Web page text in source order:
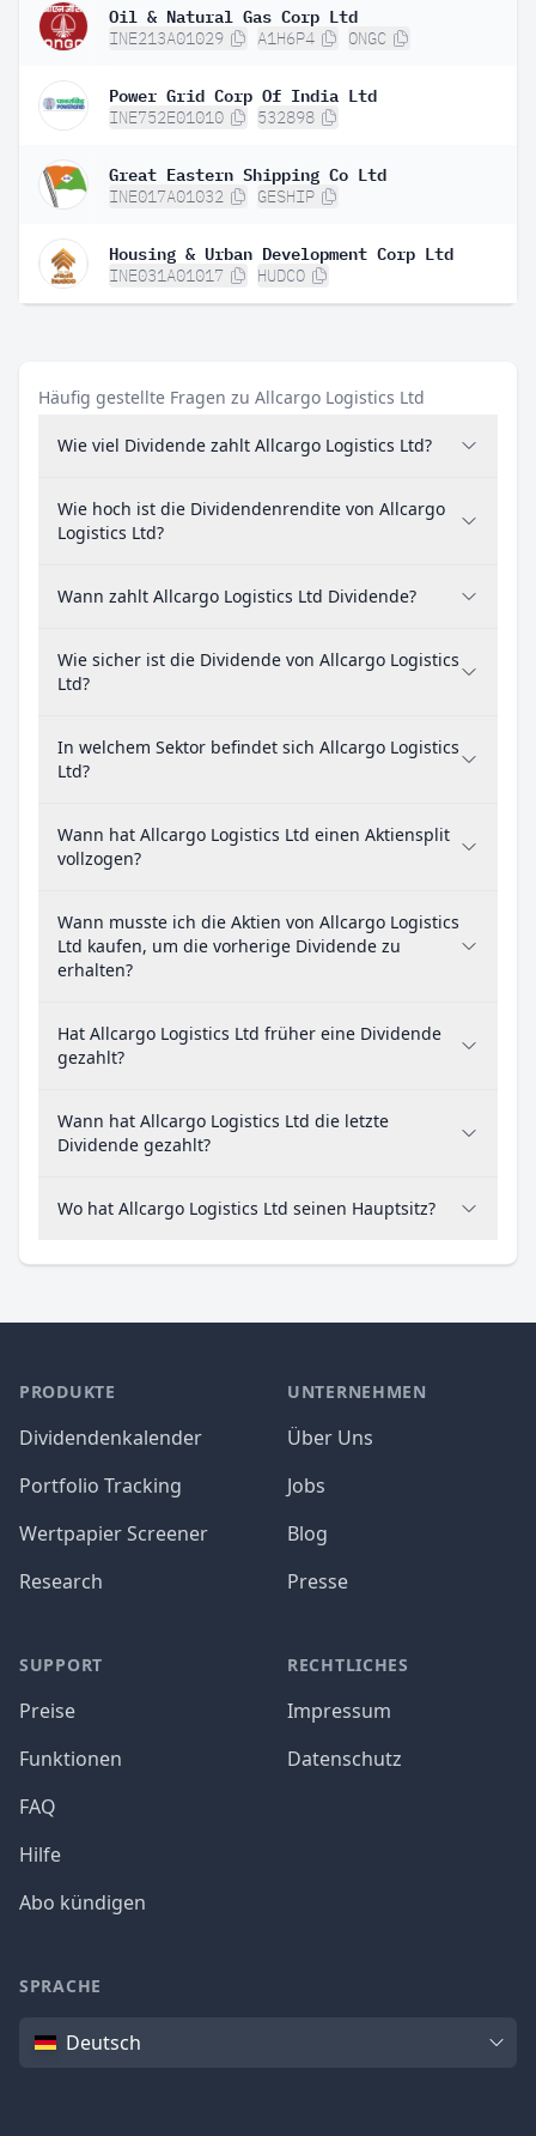
Oil & Natural Gas Corp Ltd
INE213A01029 A1H6P4 ONGC
Power Grid Corp Of India Ltd
INE752E01010 532898
Great Eastern Shipping Co Ltd
INE017A01032 GESHIP
Housing & Urban Development Corp Ltd
INE031A01017 HUDCO
Häufig gestellte Fragen zu Allcargo Logistics Ltd
Wie viel Dividende zahlt Allcargo Logistics Ltd?
Wie hoch ist die Dividendenrendite von Allcargo
Logistics Ltd?
Wann zahlt Allcargo Logistics Ltd Dividende?
Wie sicher ist die Dividende von Allcargo Logistics
Ltd?
In welchem Sektor befindet sich Allcargo Logistics
Ltd?
Wann hat Allcargo Logistics Ltd einen Aktiensplit
vollzogen?
Wann musste ich die Aktien von Allcargo Logistics
Ltd kaufen, um die vorherige Dividende zu
erhalten?
Hat Allcargo Logistics Ltd früher eine Dividende
gezahlt?
Wann hat Allcargo Logistics Ltd die letzte
Dividende gezahlt?
Wo hat Allcargo Logistics Ltd seinen Hauptsitz?
PRODUKTE
Dividendenkalender
Portfolio Tracking
Wertpapier Screener
Research
SUPPORT
Preise
Funktionen
FAQ
Hilfe
Abo kündigen
UNTERNEHMEN
Über Uns
Jobs
Blog
Presse
RECHTLICHES
Impressum
Datenschutz
SPRACHE
SpracheDeutsch